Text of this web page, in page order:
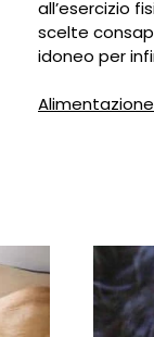
all’esercizio
scelte
idoneo per
Alimentazione